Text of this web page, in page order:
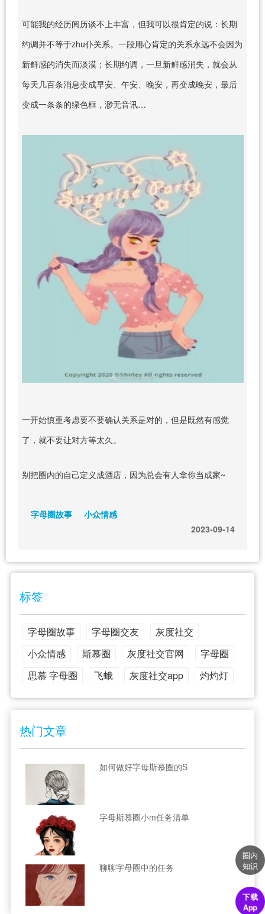
可能我的经历阅历谈不上丰富，但我可以很肯定的说：长期
约调并不等于zhu仆关系。一段用心肯定的关系永远不会因为
新鲜感的消失而淡漠；长期约调，一旦新鲜感消失，就会从
每天几百条消息变成早安、午安、晚安，再变成晚安，最后
变成一条条的绿色框，渺无音讯…
一开始慎重考虑要不要确认关系是对的，但是既然有感觉
了，就不要让对方等太久。
别把圈内的自己定义成酒店，因为总会有人拿你当成家~
字母圈故事
小众情感
2023-09-14
标签
字母圈故事 字母圈交友
灰度社交
小众情感
斯慕圈 灰度社交官网
字母圈
思慕 字母圈
飞蛾 灰度社交app 灼灼灯
热门文章
如何做好字母斯慕圈的S
字母斯慕圈小m任务清单
聊聊字母圈中的任务
圈内
知识
下载
App